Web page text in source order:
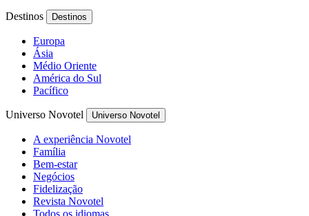
Destinos Destinos
Europa
Ásia
Médio Oriente
América do Sul
Pacífico
Universo Novotel Universo Novotel
A experiência Novotel
Família
Bem-estar
Negócios
Fidelização
Revista Novotel
Todos os idiomas